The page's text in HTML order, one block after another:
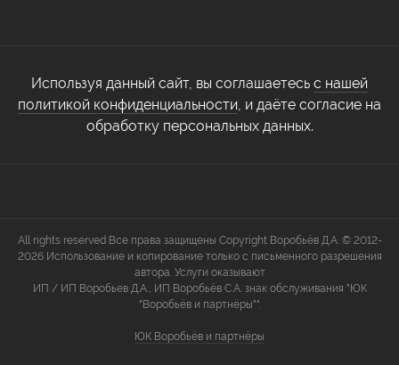
Используя данный сайт, вы соглашаетесь с нашей
политикой конфиденциальности, и даёте согласие на
обработку персональных данных.
All rights reserved Все права защищены Copyright Воробьёв Д.А. © 2012-
2026 Использование и копирование только с письменного разрешения
автора. Услуги оказывают
ИП / ИП Воробьев Д.А., ИП Воробьёв С.А. знак обслуживания "ЮК
"Воробьёв и партнёры"".
ЮК Воробьёв и партнёры